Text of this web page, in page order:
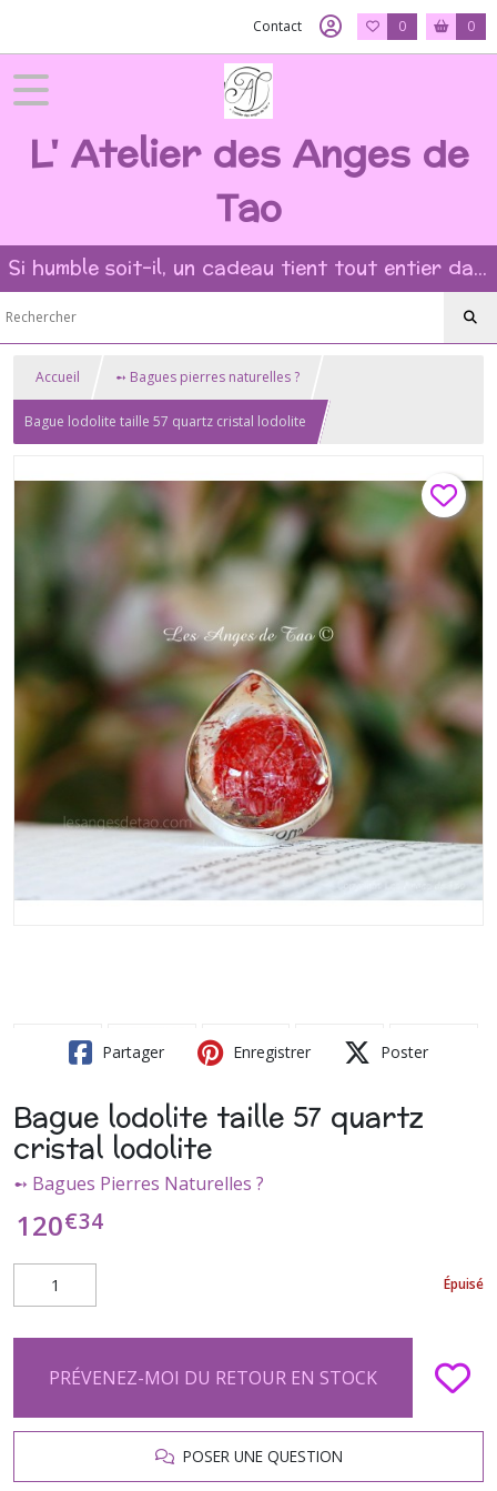
Contact 0 0
L' Atelier des Anges de
Tao
Si humble soit-il, un cadeau tient tout entier dans l'intention et la beauté du geste ?
Accueil ➻ Bagues pierres naturelles ?
Bague lodolite taille 57 quartz cristal lodolite
Partager Enregistrer Poster
Bague lodolite taille 57 quartz
cristal lodolite
➻ Bagues Pierres Naturelles ?
120€34
Épuisé
PRÉVENEZ-MOI DU RETOUR EN STOCK
POSER UNE QUESTION